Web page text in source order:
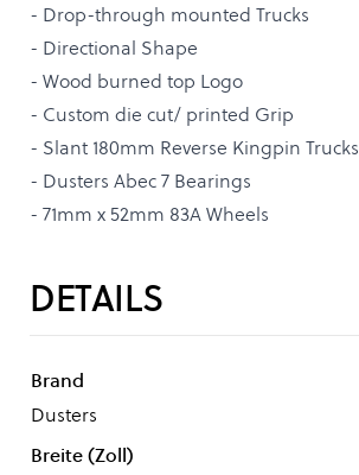
- Drop-through mounted Trucks
- Directional Shape
- Wood burned top Logo
- Custom die cut/ printed Grip
- Slant 180mm Reverse Kingpin Trucks
- Dusters Abec 7 Bearings
- 71mm x 52mm 83A Wheels
DETAILS
Brand
Dusters
Breite (Zoll)